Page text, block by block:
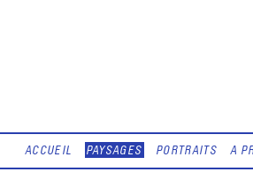
ACCUEIL PAYSAGES PORTRAITS A